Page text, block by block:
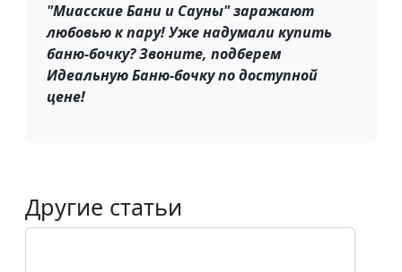
"Миасские Бани и Сауны" заражают
любовью к пару! Уже надумали купить
баню-бочку? Звоните, подберем
Идеальную Баню-бочку по доступной
цене!
Другие статьи